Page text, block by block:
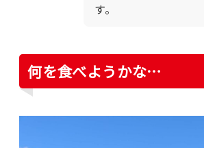
す。
何を食べようかな…